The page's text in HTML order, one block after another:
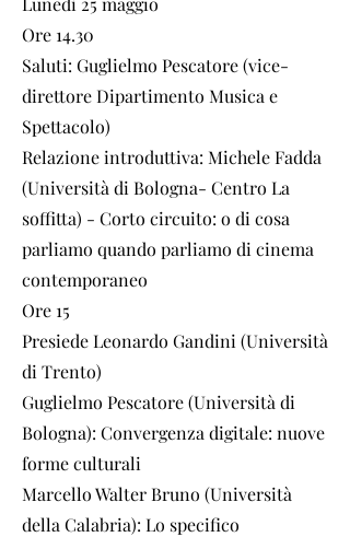
Ore 14.30
Saluti: Guglielmo Pescatore (vice-
direttore Dipartimento Musica e
Spettacolo)
Relazione introduttiva: Michele Fadda
(Università di Bologna- Centro La
soffitta) - Corto circuito: o di cosa
parliamo quando parliamo di cinema
contemporaneo
Ore 15
Presiede Leonardo Gandini (Università
di Trento)
Guglielmo Pescatore (Università di
Bologna): Convergenza digitale: nuove
forme culturali
Marcello Walter Bruno (Università
della Calabria): Lo specifico